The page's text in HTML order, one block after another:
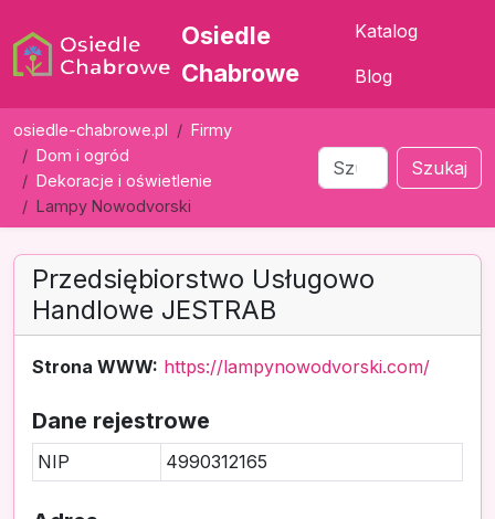
Osiedle
Chabrowe
Katalog
Blog
osiedle-chabrowe.pl
Firmy
Dom i ogród
Dekoracje i oświetlenie
Lampy Nowodvorski
Szukaj
Przedsiębiorstwo Usługowo
Handlowe JESTRAB
Strona WWW: https://lampynowodvorski.com/
Dane rejestrowe
NIP 4990312165